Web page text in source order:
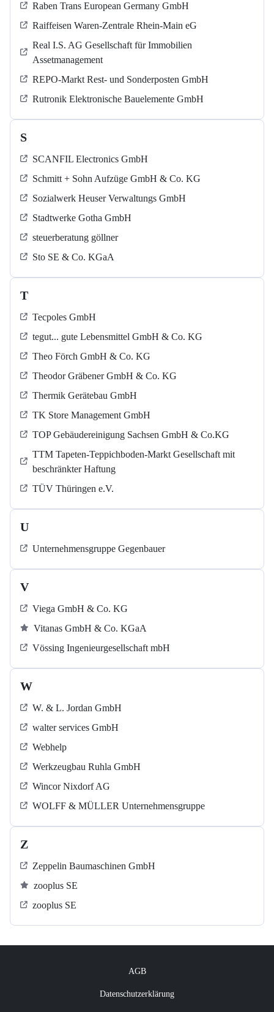
Raben Trans European Germany GmbH
Raiffeisen Waren-Zentrale Rhein-Main eG
Real I.S. AG Gesellschaft für Immobilien
Assetmanagement
REPO-Markt Rest- und Sonderposten GmbH
Rutronik Elektronische Bauelemente GmbH
S
SCANFIL Electronics GmbH
Schmitt + Sohn Aufzüge GmbH & Co. KG
Sozialwerk Heuser Verwaltungs GmbH
Stadtwerke Gotha GmbH
steuerberatung göllner
Sto SE & Co. KGaA
T
Tecpoles GmbH
tegut... gute Lebensmittel GmbH & Co. KG
Theo Förch GmbH & Co. KG
Theodor Gräbener GmbH & Co. KG
Thermik Gerätebau GmbH
TK Store Management GmbH
TOP Gebäudereinigung Sachsen GmbH & Co.KG
TTM Tapeten-Teppichboden-Markt Gesellschaft mit
beschränkter Haftung
TÜV Thüringen e.V.
U
Unternehmensgruppe Gegenbauer
V
Viega GmbH & Co. KG
Vitanas GmbH & Co. KGaA
Vössing Ingenieurgesellschaft mbH
W
W. & L. Jordan GmbH
walter services GmbH
Webhelp
Werkzeugbau Ruhla GmbH
Wincor Nixdorf AG
WOLFF & MÜLLER Unternehmensgruppe
Z
Zeppelin Baumaschinen GmbH
zooplus SE
zooplus SE
AGB
Datenschutzerklärung